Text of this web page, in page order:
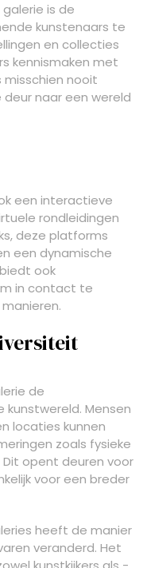
is de
kunstenaars te
en collecties
kennismaken met
nooit
naar een wereld
een interactieve
rondleidingen
deze platforms
een dynamische
ook
in contact te
de
Mensen
locaties kunnen
zoals fysieke
opent deuren voor
voor een breder
heeft de manier
veranderd. Het